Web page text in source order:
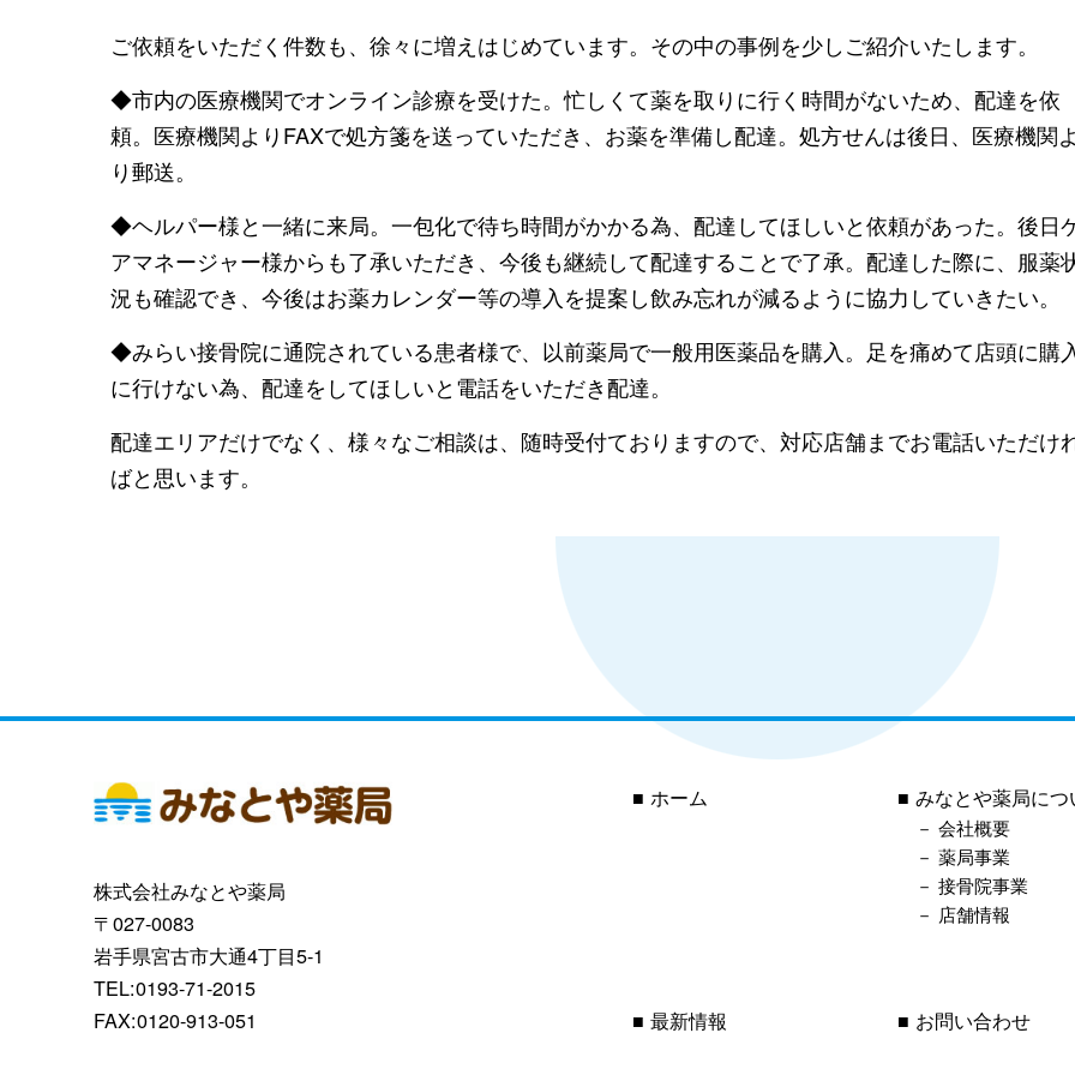
ご依頼をいただく件数も、徐々に増えはじめています。その中の事例を少しご紹介いたします。
◆市内の医療機関でオンライン診療を受けた。忙しくて薬を取りに行く時間がないため、配達を依
頼。医療機関よりFAXで処方箋を送っていただき、お薬を準備し配達。処方せんは後日、医療機関よ
り郵送。
◆ヘルパー様と一緒に来局。一包化で待ち時間がかかる為、配達してほしいと依頼があった。後日
アマネージャー様からも了承いただき、今後も継続して配達することで了承。配達した際に、服薬
況も確認でき、今後はお薬カレンダー等の導入を提案し飲み忘れが減るように協力していきたい。
◆みらい接骨院に通院されている患者様で、以前薬局で一般用医薬品を購入。足を痛めて店頭に購
に行けない為、配達をしてほしいと電話をいただき配達。
配達エリアだけでなく、様々なご相談は、随時受付ておりますので、対応店舗までお電話いただけ
ばと思います。
株式会社みなとや薬局
〒027-0083
岩手県宮古市大通4丁目5-1
TEL:0193-71-2015
FAX:0120-913-051
ホーム みなとや薬局につ
会社概要
薬局事業
接骨院事業
店舗情報
最新情報 お問い合わせ